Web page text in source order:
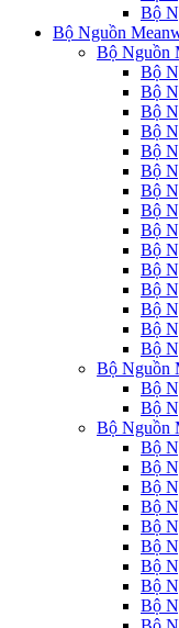
Bộ
Bộ Nguồn
Bộ Nguồn
Bộ
Bộ
Bộ
Bộ
Bộ
Bộ
Bộ
Bộ
Bộ
Bộ
Bộ
Bộ
Bộ
Bộ
Bộ
Bộ Nguồn
Bộ
Bộ
Bộ Nguồn
Bộ
Bộ
Bộ
Bộ
Bộ
Bộ
Bộ
Bộ
Bộ